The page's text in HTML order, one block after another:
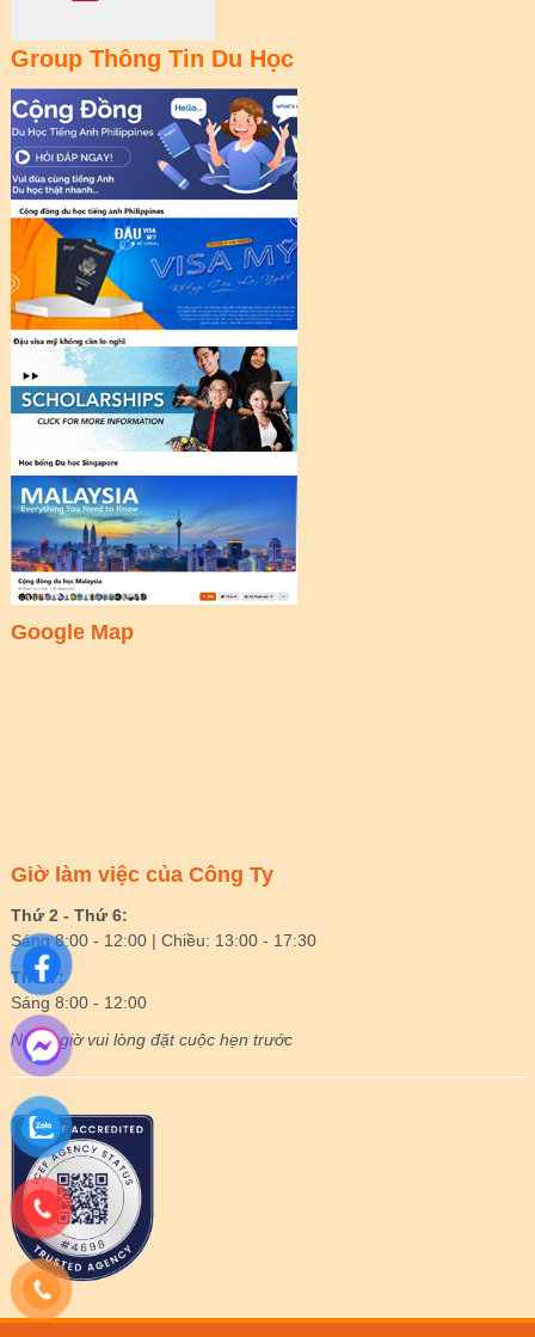
Group Thông Tin Du Học
Google Map
Giờ làm việc của Công Ty
Thứ 2 - Thứ 6:
Sáng 8:00 - 12:00 | Chiều: 13:00 - 17:30
Thứ 7:
Sáng 8:00 - 12:00
Ngoài giờ vui lòng đặt cuộc hẹn trước